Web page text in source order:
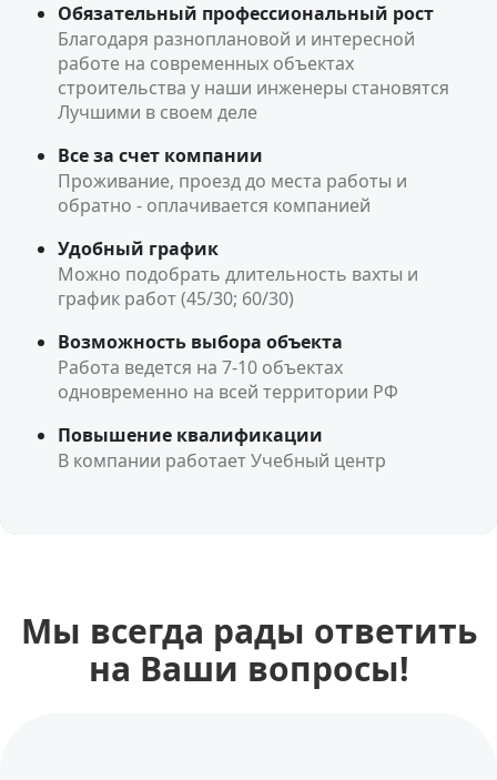
Обязательный профессиональный рост
Благодаря разноплановой и интересной
работе на современных объектах
строительства у наши инженеры становятся
Лучшими в своем деле
Все за счет компании
Проживание, проезд до места работы и
обратно - оплачивается компанией
Удобный график
Можно подобрать длительность вахты и
график работ (45/30; 60/30)
Возможность выбора объекта
Работа ведется на 7-10 объектах
одновременно на всей территории РФ
Повышение квалификации
В компании работает Учебный центр
Мы всегда рады ответить
на Ваши вопросы!